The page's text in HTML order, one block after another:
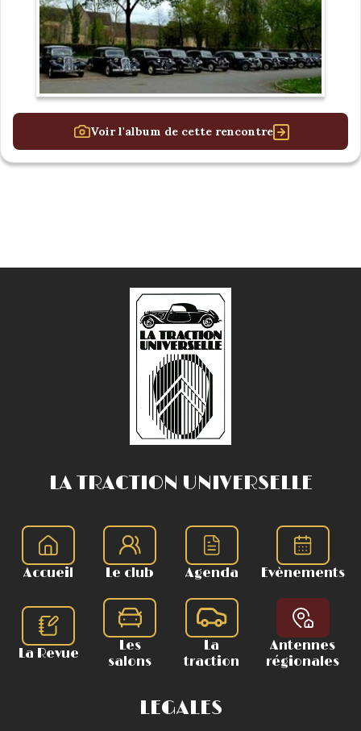
Voir l'album de cette rencontre
LA TRACTION UNIVERSELLE
Accueil Le club Agenda Evènements
La Revue
Les
salons
La
traction
Antennes
régionales
LEGALES